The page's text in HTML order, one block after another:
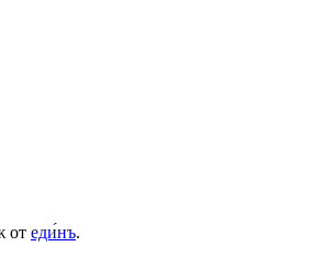
от еди́нъ.